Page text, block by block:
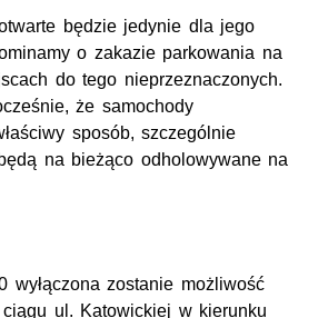
będzie jedynie dla jego
o zakazie parkowania na
do tego nieprzeznaczonych.
że samochody
sposób, szczególnie
na bieżąco odholowywane na
wyłączona zostanie możliwość
ul. Katowickiej w kierunku